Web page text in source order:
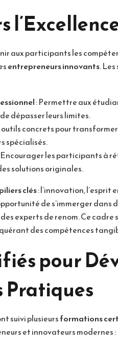
aux participants les
entrepreneurs innovants.
: Permettre aux
dépasser leurs limites.
concrets pour
spécialisés.
les participants à
solutions originales.
clés: l’innovation, l’esprit
de s’immerger dans
experts de renom. Ce cadre
des compétences
pour
Pratiques
suivi plusieursformations
et innovateurs modernes :